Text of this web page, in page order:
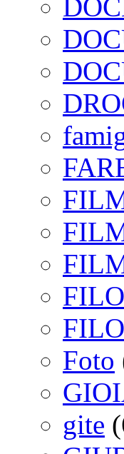
Foto
gite